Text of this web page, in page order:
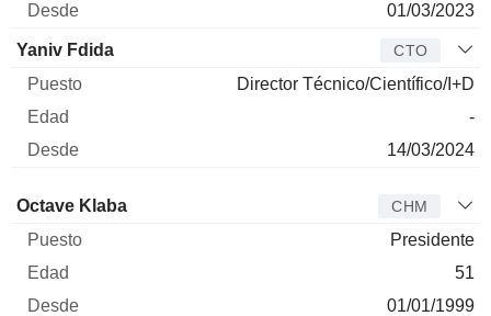
01/03/2023
Yaniv Fdida CTO
Director Técnico/Científico/I+D
-
14/03/2024
Administrador
Octave Klaba CHM
Presidente
51
01/01/1999